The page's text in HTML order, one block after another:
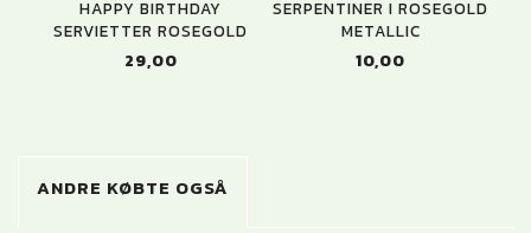
HAPPY BIRTHDAY
SERVIETTER ROSEGOLD
29,00
SERPENTINER I ROSEGOLD
METALLIC
10,00
ANDRE KØBTE OGSÅ